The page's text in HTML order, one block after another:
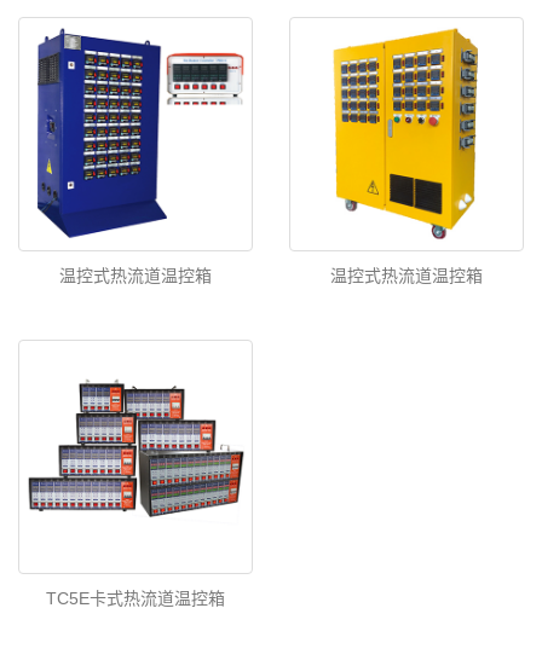
温控式热流道温控箱 温控式热流道温控箱
TC5E卡式热流道温控箱